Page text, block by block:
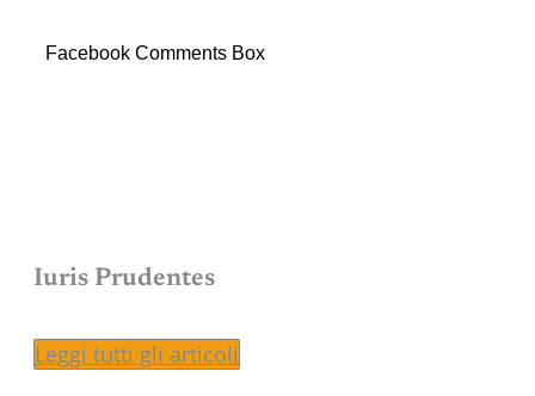
Facebook Comments Box
Iuris Prudentes
Leggi tutti gli articoli